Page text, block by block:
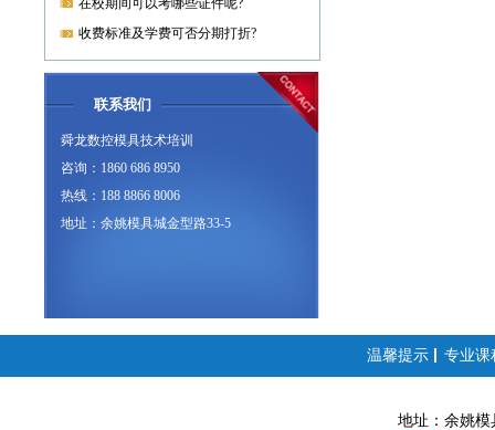
在校期间可以考哪些证件呢?
收费标准及学费可否分期打折?
联系我们
舜龙数控模具技术培训
咨询：1860 686 8950
热线：188 8866 8006
地址：余姚模具城金型路33-5
温馨提示 专业课
地址： 余姚模